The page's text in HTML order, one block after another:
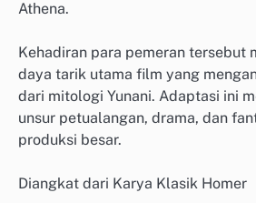
Athena.
Kehadiran para pemeran tersebut
daya tarik utama film yang
dari mitologi Yunani. Adaptasi ini
unsur petualangan, drama, dan
produksi besar.
Diangkat dari Karya Klasik Homer